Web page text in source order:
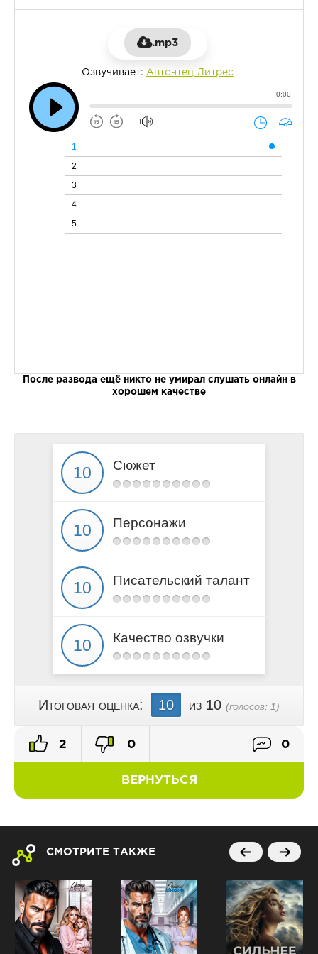
.mp3
Озвучивает: Авточтец Литрес
0:00
1
2
3
4
5
После развода ещё никто не умирал слушать онлайн в
хорошем качестве
Сюжет
Персонажи
Писательский талант
Качество озвучки
Итоговая оценка: 10 из 10 (голосов: 1)
ВЕРНУТЬСЯ
2 0 0
СМОТРИТЕ ТАКЖЕ